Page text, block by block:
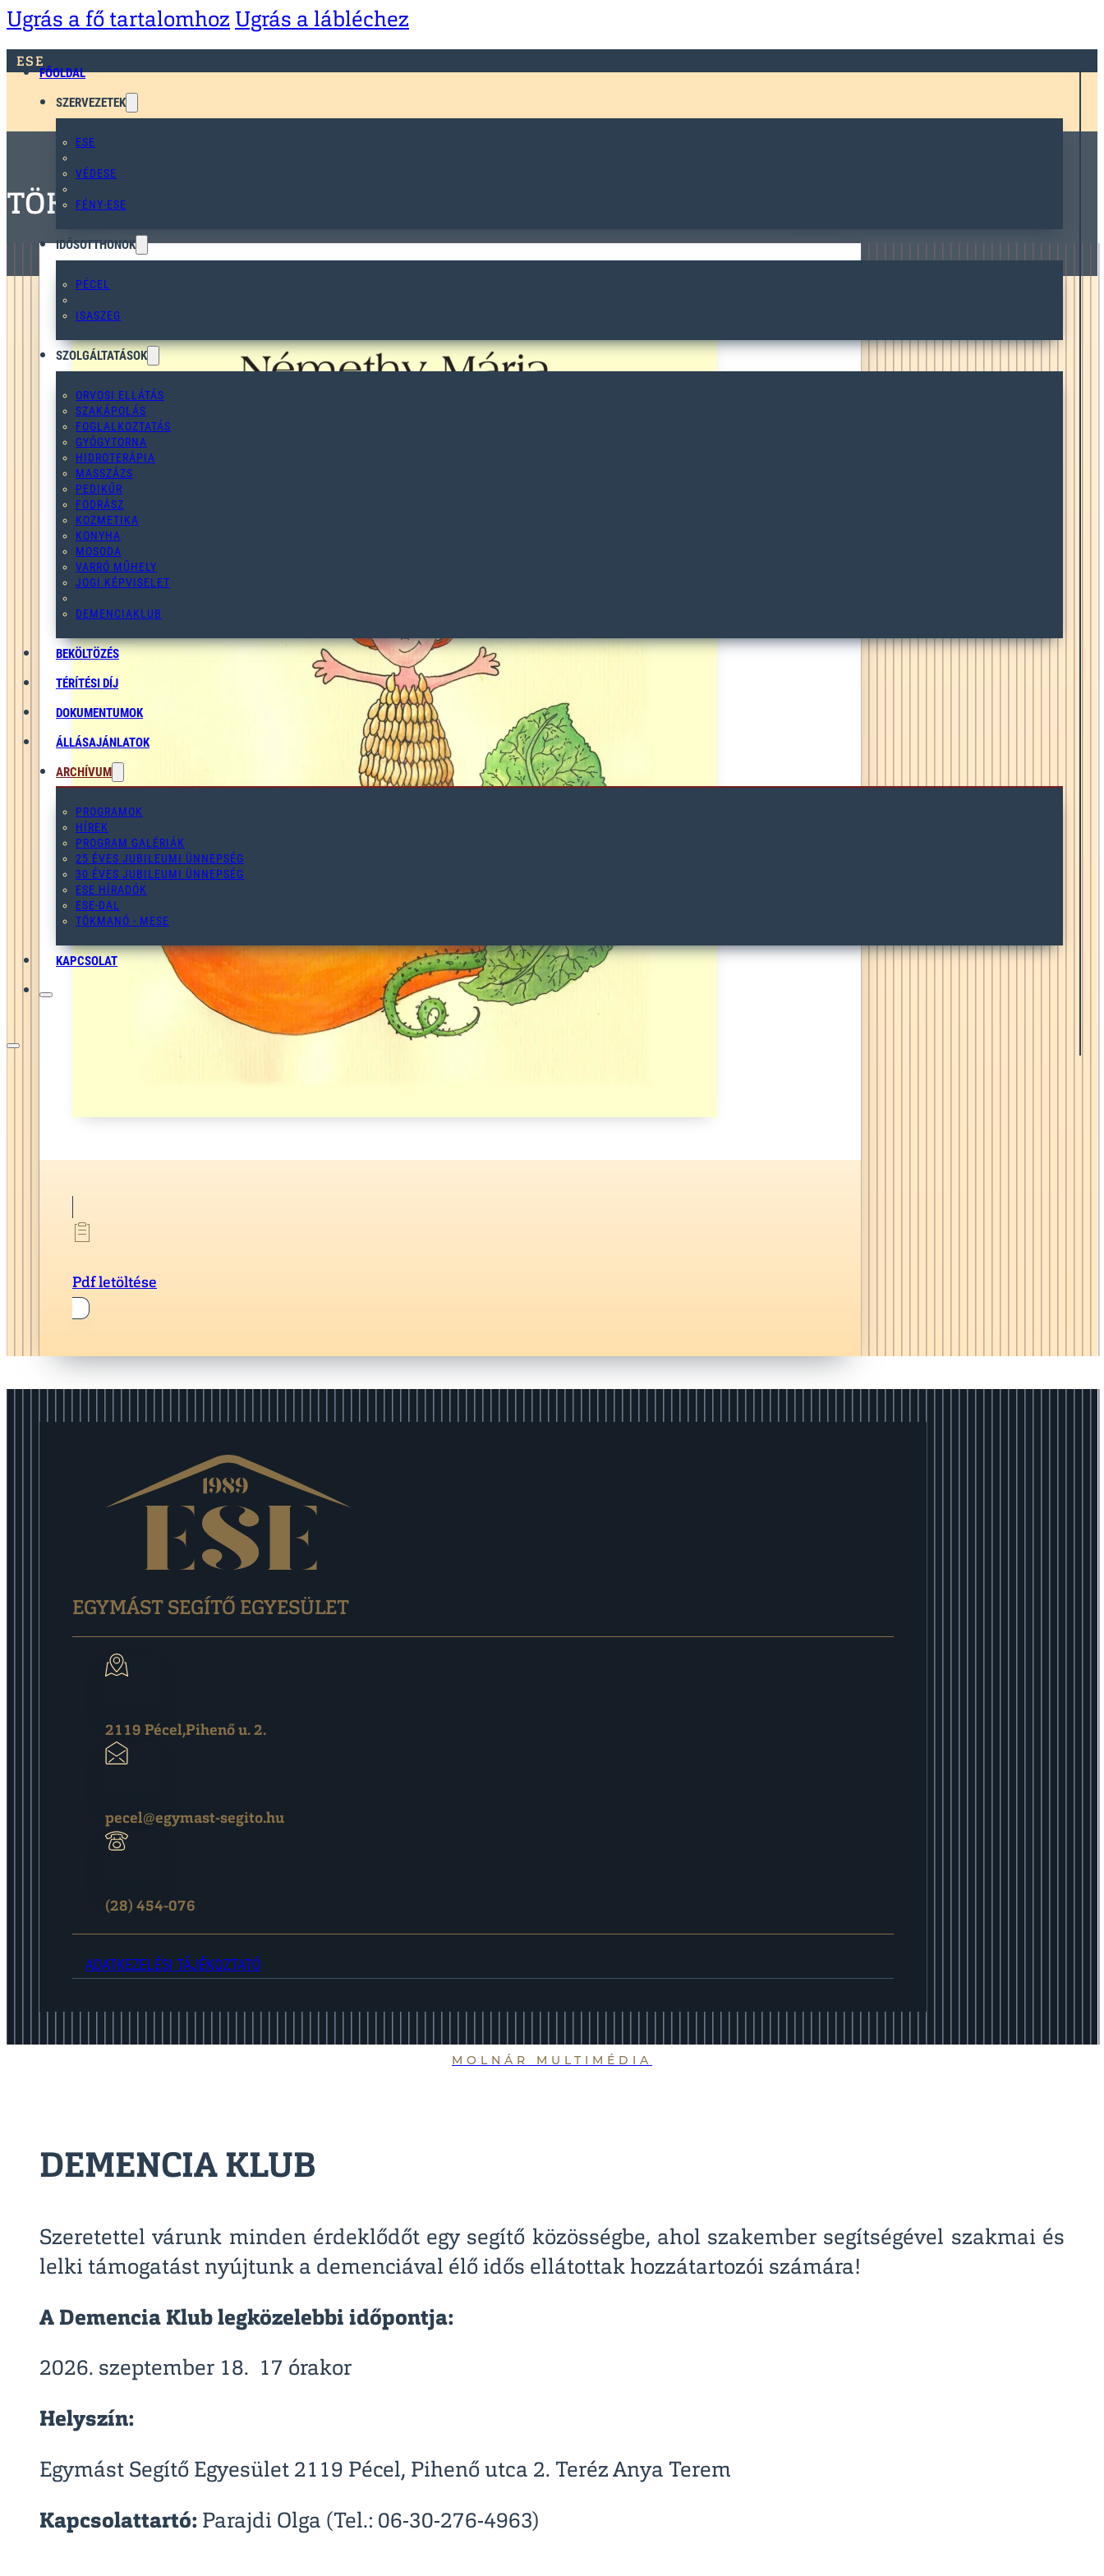
Ugrás a fő tartalomhoz Ugrás a lábléchez
FŐOLDAL
SZERVEZETEK
ESE
VÉDESE
FÉNY-ESE
IDŐSOTTHONOK
PÉCEL
ISASZEG
SZOLGÁLTATÁSOK
ORVOSI ELLÁTÁS
SZAKÁPOLÁS
FOGLALKOZTATÁS
GYÓGYTORNA
HIDROTERÁPIA
MASSZÁZS
PEDIKŰR
FODRÁSZ
KOZMETIKA
KONYHA
MOSODA
VARRÓ MŰHELY
JOGI KÉPVISELET
DEMENCIAKLUB
BEKÖLTÖZÉS
TÉRÍTÉSI DÍJ
DOKUMENTUMOK
ÁLLÁSAJÁNLATOK
ARCHÍVUM
PROGRAMOK
HÍREK
PROGRAM GALÉRIÁK
25 ÉVES JUBILEUMI ÜNNEPSÉG
30 ÉVES JUBILEUMI ÜNNEPSÉG
ESE HÍRADÓK
ESE-DAL
TÖKMANÓ - MESE
KAPCSOLAT
ESE
TÖKMANÓ
Pdf letöltése
EGYMÁST SEGÍTŐ EGYESÜLET
2119 Pécel,Pihenő u. 2.
pecel@egymast-segito.hu
(28) 454-076
ADATKEZELÉSI TÁJÉKOZTATÓ
MOLNÁR MULTIMÉDIA
DEMENCIA KLUB
Szeretettel várunk minden érdeklődőt egy segítő közösségbe, ahol szakember segítségével szakmai és
lelki támogatást nyújtunk a demenciával élő idős ellátottak hozzátartozói számára!
A Demencia Klub legközelebbi időpontja:
2026. szeptember 18. 17 órakor
Helyszín:
Egymást Segítő Egyesület 2119 Pécel, Pihenő utca 2. Teréz Anya Terem
Kapcsolattartó: Parajdi Olga (Tel.: 06-30-276-4963)